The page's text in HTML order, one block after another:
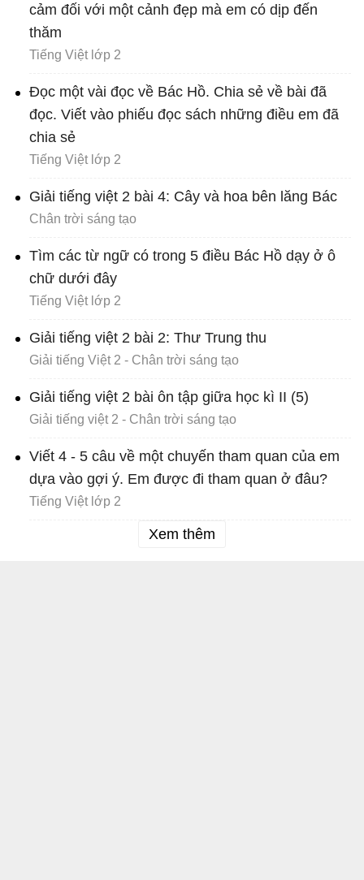
cảm đối với một cảnh đẹp mà em có dịp đến
thăm
Tiếng Việt lớp 2
Đọc một vài đọc về Bác Hồ. Chia sẻ về bài đã
đọc. Viết vào phiếu đọc sách những điều em đã
chia sẻ
Tiếng Việt lớp 2
Giải tiếng việt 2 bài 4: Cây và hoa bên lăng Bác
Chân trời sáng tạo
Tìm các từ ngữ có trong 5 điều Bác Hồ dạy ở ô
chữ dưới đây
Tiếng Việt lớp 2
Giải tiếng việt 2 bài 2: Thư Trung thu
Giải tiếng Việt 2 - Chân trời sáng tạo
Giải tiếng việt 2 bài ôn tập giữa học kì II (5)
Giải tiếng việt 2 - Chân trời sáng tạo
Viết 4 - 5 câu về một chuyến tham quan của em
dựa vào gợi ý. Em được đi tham quan ở đâu?
Tiếng Việt lớp 2
Xem thêm